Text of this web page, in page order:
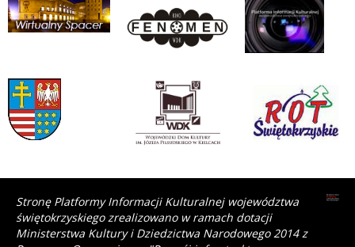
Stronę Platformy Informacji Kulturalnej województwa
świętokrzyskiego zrealizowano w ramach dotacji
Ministerstwa Kultury i Dziedzictwa Narodowego 2014 z